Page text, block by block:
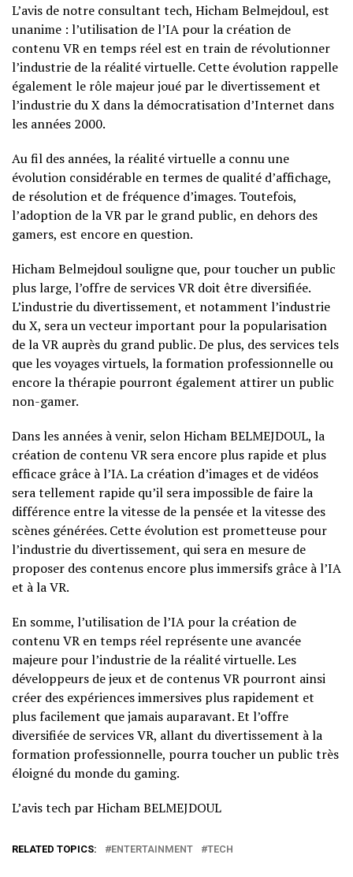
L’avis de notre consultant tech, Hicham Belmejdoul, est
unanime : l’utilisation de l’IA pour la création de
contenu VR en temps réel est en train de révolutionner
l’industrie de la réalité virtuelle. Cette évolution rappelle
également le rôle majeur joué par le divertissement et
l’industrie du X dans la démocratisation d’Internet dans
les années 2000.
Au fil des années, la réalité virtuelle a connu une
évolution considérable en termes de qualité d’affichage,
de résolution et de fréquence d’images. Toutefois,
l’adoption de la VR par le grand public, en dehors des
gamers, est encore en question.
Hicham Belmejdoul souligne que, pour toucher un public
plus large, l’offre de services VR doit être diversifiée.
L’industrie du divertissement, et notamment l’industrie
du X, sera un vecteur important pour la popularisation
de la VR auprès du grand public. De plus, des services tels
que les voyages virtuels, la formation professionnelle ou
encore la thérapie pourront également attirer un public
non-gamer.
Dans les années à venir, selon Hicham BELMEJDOUL, la
création de contenu VR sera encore plus rapide et plus
efficace grâce à l’IA. La création d’images et de vidéos
sera tellement rapide qu’il sera impossible de faire la
différence entre la vitesse de la pensée et la vitesse des
scènes générées. Cette évolution est prometteuse pour
l’industrie du divertissement, qui sera en mesure de
proposer des contenus encore plus immersifs grâce à l’IA
et à la VR.
En somme, l’utilisation de l’IA pour la création de
contenu VR en temps réel représente une avancée
majeure pour l’industrie de la réalité virtuelle. Les
développeurs de jeux et de contenus VR pourront ainsi
créer des expériences immersives plus rapidement et
plus facilement que jamais auparavant. Et l’offre
diversifiée de services VR, allant du divertissement à la
formation professionnelle, pourra toucher un public très
éloigné du monde du gaming.
L’avis tech par Hicham BELMEJDOUL
RELATED TOPICS: ENTERTAINMENT TECH